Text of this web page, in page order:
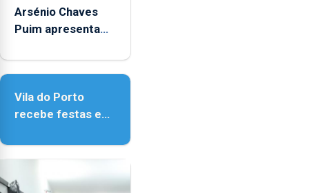
Arsénio Chaves
Puim apresenta
Biblioteca de Vila
Vila do Porto
recebe festas em
Senhora da